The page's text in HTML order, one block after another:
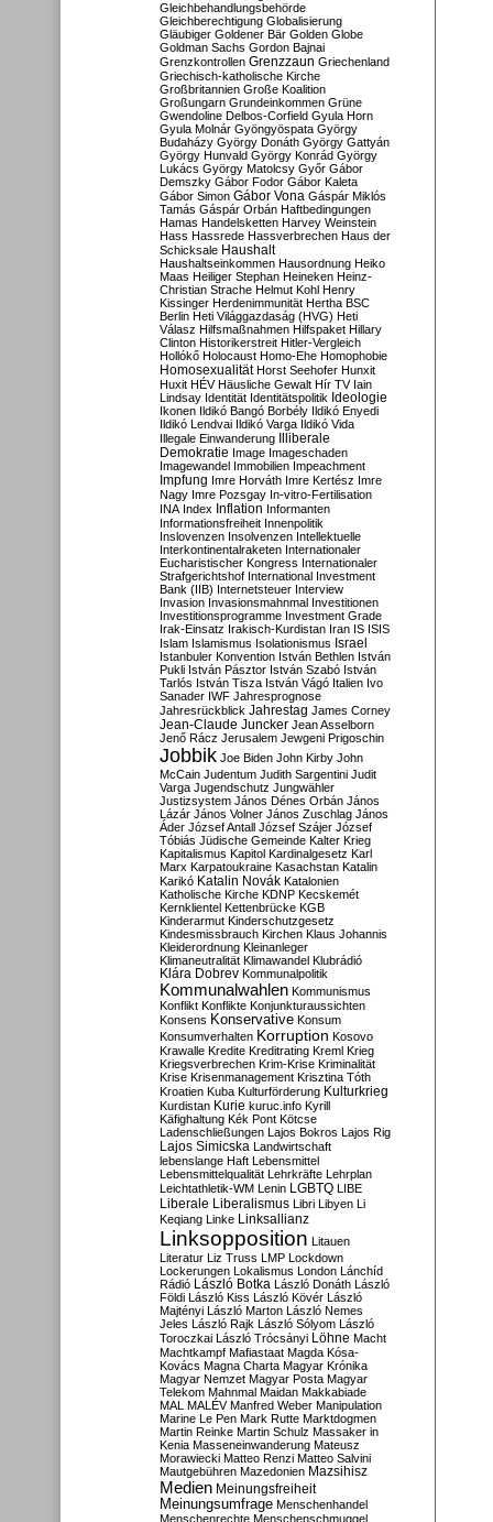
Gleichbehandlungsbehörde
Gleichberechtigung Globalisierung
Gläubiger Goldener Bär Golden Globe
Goldman Sachs Gordon Bajnai
Grenzkontrollen Grenzzaun Griechenland
Griechisch-katholische Kirche
Großbritannien Große Koalition
Großungarn Grundeinkommen Grüne
Gwendoline Delbos-Corfield Gyula Horn
Gyula Molnár Gyöngyöspata György
Budaházy György Donáth György Gattyán
György Hunvald György Konrád György
Lukács György Matolcsy Győr Gábor
Demszky Gábor Fodor Gábor Kaleta
Gábor Simon Gábor Vona Gáspár Miklós
Tamás Gáspár Orbán Haftbedingungen
Hamas Handelsketten Harvey Weinstein
Hass Hassrede Hassverbrechen Haus der
Schicksale Haushalt
Haushaltseinkommen Hausordnung Heiko
Maas Heiliger Stephan Heineken Heinz-
Christian Strache Helmut Kohl Henry
Kissinger Herdenimmunität Hertha BSC
Berlin Heti Világgazdaság (HVG) Heti
Válasz Hilfsmaßnahmen Hilfspaket Hillary
Clinton Historikerstreit Hitler-Vergleich
Hollókő Holocaust Homo-Ehe Homophobie
Homosexualität Horst Seehofer Hunxit
Huxit HÉV Häusliche Gewalt Hír TV Iain
Lindsay Identität Identitätspolitik Ideologie
Ikonen Ildikó Bangó Borbély Ildikó Enyedi
Ildikó Lendvai Ildikó Varga Ildikó Vida
Illegale Einwanderung Illiberale
Demokratie Image Imageschaden
Imagewandel Immobilien Impeachment
Impfung Imre Horváth Imre Kertész Imre
Nagy Imre Pozsgay In-vitro-Fertilisation
INA Index Inflation Informanten
Informationsfreiheit Innenpolitik
Inslovenzen Insolvenzen Intellektuelle
Interkontinentalraketen Internationaler
Eucharistischer Kongress Internationaler
Strafgerichtshof International Investment
Bank (IIB) Internetsteuer Interview
Invasion Invasionsmahnmal Investitionen
Investitionsprogramme Investment Grade
Irak-Einsatz Irakisch-Kurdistan Iran IS ISIS
Islam Islamismus Isolationismus Israel
Istanbuler Konvention István Bethlen István
Pukli István Pásztor István Szabó István
Tarlós István Tisza István Vágó Italien Ivo
Sanader IWF Jahresprognose
Jahresrückblick Jahrestag James Corney
Jean-Claude Juncker Jean Asselborn
Jenő Rácz Jerusalem Jewgeni Prigoschin
Jobbik Joe Biden John Kirby John
McCain Judentum Judith Sargentini Judit
Varga Jugendschutz Jungwähler
Justizsystem János Dénes Orbán János
Lázár János Volner János Zuschlag János
Áder József Antall József Szájer József
Tóbiás Jüdische Gemeinde Kalter Krieg
Kapitalismus Kapitol Kardinalgesetz Karl
Marx Karpatoukraine Kasachstan Katalin
Karikó Katalin Novák Katalonien
Katholische Kirche KDNP Kecskemét
Kernklientel Kettenbrücke KGB
Kinderarmut Kinderschutzgesetz
Kindesmissbrauch Kirchen Klaus Johannis
Kleiderordnung Kleinanleger
Klimaneutralität Klimawandel Klubrádió
Klára Dobrev Kommunalpolitik
Kommunalwahlen Kommunismus
Konflikt Konflikte Konjunkturaussichten
Konsens Konservative Konsum
Konsumverhalten Korruption Kosovo
Krawalle Kredite Kreditrating Kreml Krieg
Kriegsverbrechen Krim-Krise Kriminalität
Krise Krisenmanagement Krisztina Tóth
Kroatien Kuba Kulturförderung Kulturkrieg
Kurdistan Kurie kuruc.info Kyrill
Käfighaltung Kék Pont Kötcse
Ladenschließungen Lajos Bokros Lajos Rig
Lajos Simicska Landwirtschaft
lebenslange Haft Lebensmittel
Lebensmittelqualität Lehrkräfte Lehrplan
Leichtathletik-WM Lenin LGBTQ LIBE
Liberale Liberalismus Libri Libyen Li
Keqiang Linke Linksallianz
Linksopposition Litauen
Literatur Liz Truss LMP Lockdown
Lockerungen Lokalismus London Lánchíd
Rádió
László Botka László Donáth László
Földi László Kiss László Kövér László
Majtényi László Marton László Nemes
Jeles László Rajk László Sólyom László
Toroczkai László Trócsányi Löhne Macht
Machtkampf Mafiastaat Magda Kósa-
Kovács Magna Charta Magyar Krónika
Magyar Nemzet Magyar Posta Magyar
Telekom Mahnmal Maidan Makkabiade
MAL MALÉV Manfred Weber Manipulation
Marine Le Pen Mark Rutte Marktdogmen
Martin Reinke Martin Schulz Massaker in
Kenia Masseneinwanderung Mateusz
Morawiecki Matteo Renzi Matteo Salvini
Mautgebühren Mazedonien Mazsihisz
Medien Meinungsfreiheit
Meinungsumfrage Menschenhandel
Menschenrechte Menschenschmuggel